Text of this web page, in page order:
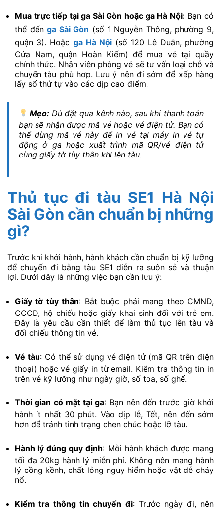
Mua trực tiếp tại ga Sài Gòn hoặc ga Hà Nội: Bạn có
thể đếnga Sài Gòn (số 1 Nguyễn Thông, phường 9,
quận 3). Hoặc ga Hà Nội (số 120 Lê Duẫn, phường
Cửa Nam, quận Hoàn Kiếm) để mua vé tại quầy
chính thức. Nhân viên phòng vé sẽ tư vấn loại chỗ và
chuyến tàu phù hợp. Lưu ý nên đi sớm để xếp hàng
lấy số thứ tự vào các dịp cao điểm.
Mẹo: Dù đặt qua kênh nào, sau khi thanh toán
bạn sẽ nhận được mã vé hoặc vé điện tử. Bạn có
thể dùng mã vé này để in vé tại máy in vé tự
động ở ga hoặc xuất trình mã QR/vé điện tử
cùng giấy tờ tùy thân khi lên tàu.
Thủ tục đi tàu SE1 Hà Nội
Sài Gòn cần chuẩn bị những
gì?
Trước khi khởi hành, hành khách cần chuẩn bị kỹ lưỡng
để chuyến đi bằng tàu SE1 diễn ra suôn sẻ và thuận
lợi. Dưới đây là những việc bạn cần lưu ý:
Giấy tờ tùy thân: Bắt buộc phải mang theo CMND,
CCCD, hộ chiếu hoặc giấy khai sinh đối với trẻ em.
Đây là yêu cầu cần thiết để làm thủ tục lên tàu và
đối chiếu thông tin vé.
Vé tàu: Có thể sử dụng vé điện tử (mã QR trên điện
thoại) hoặc vé giấy in từ email. Kiểm tra thông tin in
trên vé kỹ lưỡng như ngày giờ, số toa, số ghế.
Thời gian có mặt tại ga: Bạn nên đến trước giờ khởi
hành ít nhất 30 phút. Vào dịp lễ, Tết, nên đến sớm
hơn để tránh tình trạng chen chúc hoặc lỡ tàu.
Hành lý đúng quy định: Mỗi hành khách được mang
tối đa 20kg hành lý miễn phí. Không nên mang hành
lý cồng kềnh, chất lỏng nguy hiểm hoặc vật dễ cháy
nổ.
Kiểm tra thông tin chuyến đi: Trước ngày đi, nên